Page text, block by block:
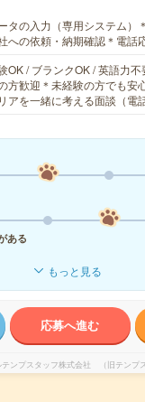
タの入力（専用システム）
への依頼・納期確認＊電
OK / ブランクOK / 英語力不
方歓迎＊未経験の方でも安
アを一緒に考える面談（電
ある
もっと見る
応募へ進む
ンプスタッフ株式会社 （旧テンプ